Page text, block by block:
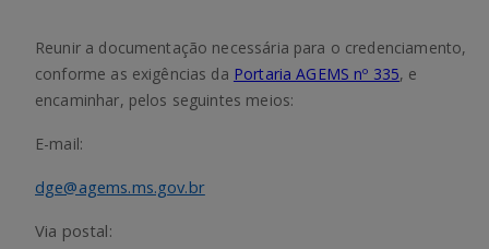
Reunir a documentação necessária para o credenciamento,
conforme as exigências da Portaria AGEMS nº 335, e
encaminhar, pelos seguintes meios:
E-mail:
dge@agems.ms.gov.br
Via postal: